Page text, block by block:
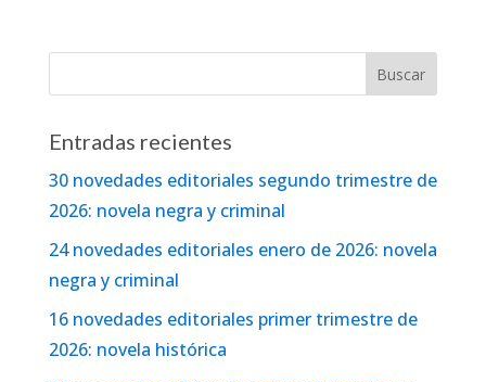
Entradas recientes
30 novedades editoriales segundo trimestre de
2026: novela negra y criminal
24 novedades editoriales enero de 2026: novela
negra y criminal
16 novedades editoriales primer trimestre de
2026: novela histórica